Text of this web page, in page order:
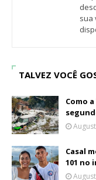
sua
TALVEZ VOCÊ
Como
Casal
101 no